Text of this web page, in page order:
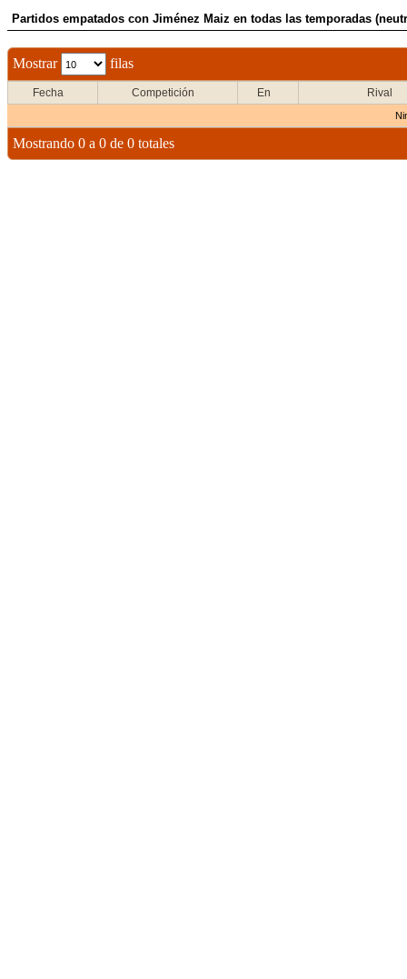
Partidos empatados con Jiménez Maiz en todas las temporadas
Mostrar filas
Fecha Competición En Rival
Mostrando 0 a 0 de 0 totales